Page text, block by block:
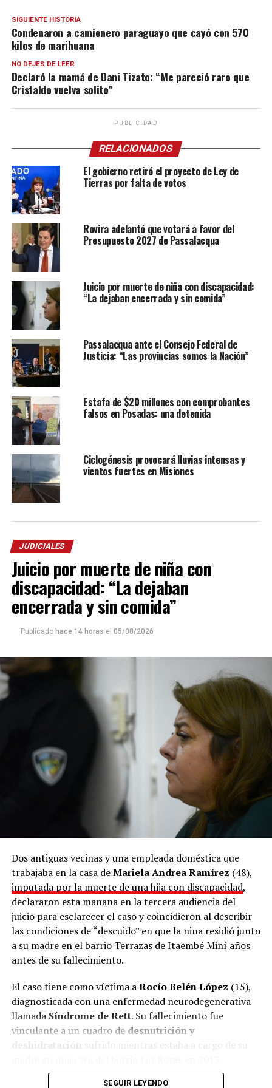
SIGUIENTE HISTORIA
Condenaron a camionero paraguayo que cayó con 570
kilos de marihuana
NO DEJES DE LEER
Declaró la mamá de Dani Tizato: “Me pareció raro que
Cristaldo vuelva solito”
PUBLICIDAD
RELACIONADOS
El gobierno retiró el proyecto de Ley de
Tierras por falta de votos
Rovira adelantó que votará a favor del
Presupuesto 2027 de Passalacqua
Juicio por muerte de niña con discapacidad:
“La dejaban encerrada y sin comida”
Passalacqua ante el Consejo Federal de
Justicia: “Las provincias somos la Nación”
Estafa de $20 millones con comprobantes
falsos en Posadas: una detenida
Ciclogénesis provocará lluvias intensas y
vientos fuertes en Misiones
JUDICIALES
Juicio por muerte de niña con
discapacidad: “La dejaban
encerrada y sin comida”
Publicado hace 14 horas el 05/08/2026
Dos antiguas vecinas y una empleada doméstica que
trabajaba en la casa deMariela Andrea Ramírez (48),
imputada por la muerte de una hija con discapacidad,
declararon esta mañana en la tercera audiencia del
juicio para esclarecer el caso y coincidieron al describir
las condiciones de “descuido” en que la niña residió junto
a su madre en el barrio Terrazas de Itaembé Miní años
antes de su fallecimiento.
El caso tiene como víctima aRocío Belén López (15),
diagnosticada con una enfermedad neurodegenerativa
llamada Síndrome de Rett. Su fallecimiento fue
vinculante a un cuadro de desnutrición y
deshidratación
sufrido mientras estaba a cargo de su
SEGUIR LEYENDO